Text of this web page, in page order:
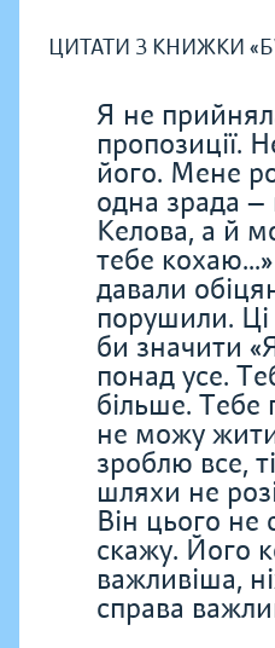
ЦИТАТИ З КНИЖКИ
Я не
пропозиції.
його. Мене
одна зрада
Келова, а й
тебе
давали
порушили.
би значити
понад усе.
більше. Тебе
не можу
зроблю все,
шляхи не
Він цього не
скажу. Його
важливіша,
справа